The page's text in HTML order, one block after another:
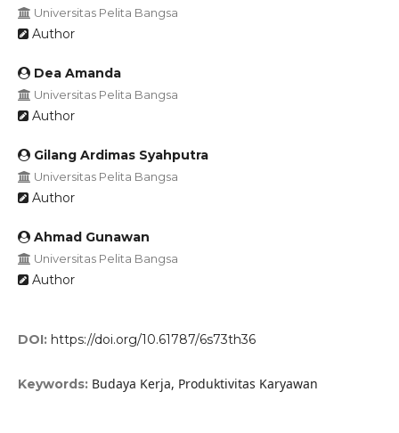
Universitas Pelita Bangsa
Author
Dea Amanda
Universitas Pelita Bangsa
Author
Gilang Ardimas Syahputra
Universitas Pelita Bangsa
Author
Ahmad Gunawan
Universitas Pelita Bangsa
Author
DOI: https://doi.org/10.61787/6s73th36
Keywords: Budaya Kerja, Produktivitas Karyawan